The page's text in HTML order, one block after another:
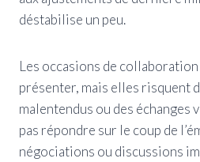
déstabilise un peu.
Les occasions de
présenter, mais elles risquent
malentendus ou des échanges
pas répondre sur le coup de
négociations ou discussions